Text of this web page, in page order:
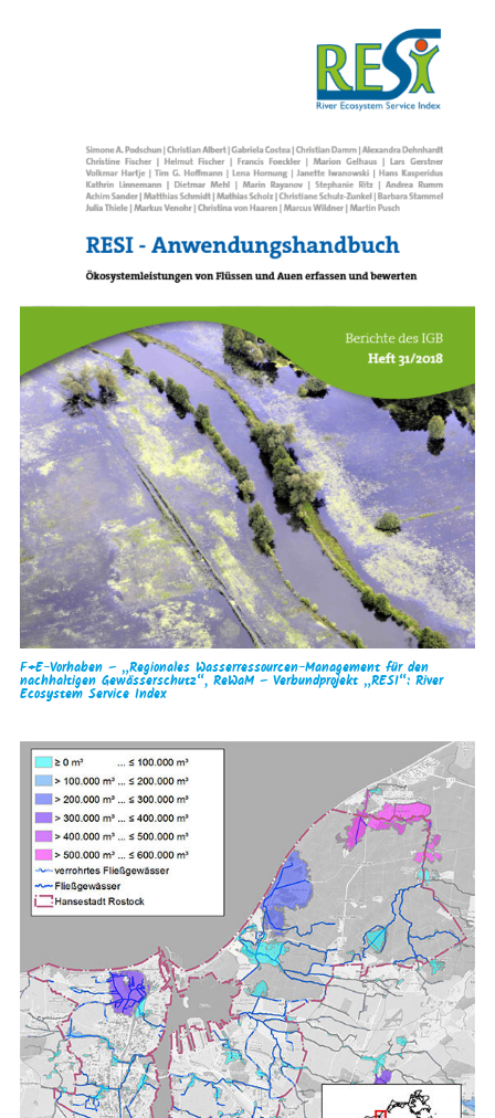
F+E-Vorhaben – „Regionales Wasserressourcen-Management für den
nachhaltigen Gewässerschutz“, ReWaM – Verbundprojekt „RESI“: River
Ecosystem Service Index